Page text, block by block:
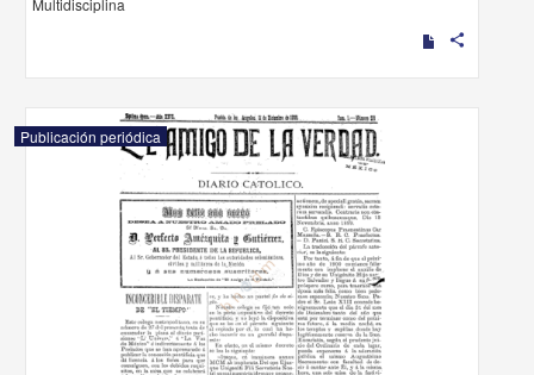
Multidisciplina
share
Publicación periódica